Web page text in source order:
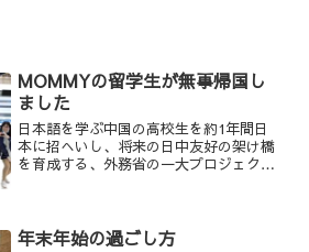
MOMMYの留学生が無事帰国し
ました
日本語を学ぶ中国の高校生を約1年間日
本に招へいし、将来の日中友好の架け橋
を育成する、外務省の一大プロジェク
年末年始の過ごし方